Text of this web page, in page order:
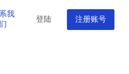
我
登陆 注册账号